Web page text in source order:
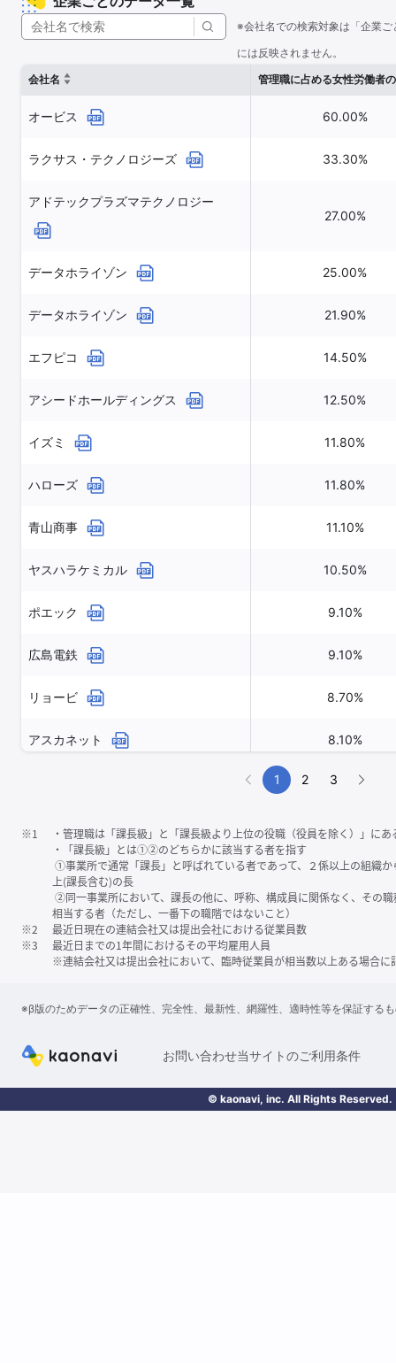
※会社名での検索対象は「企業
には反映されません。
会社名
管理職に占める女性労働者
オービス 60.00%
ラクサス・テクノロジーズ 33.30%
アドテックプラズマテクノロジー
27.00%
データホライゾン 25.00%
データホライゾン 21.90%
エフピコ 14.50%
アシードホールディングス 12.50%
イズミ 11.80%
ハローズ 11.80%
青山商事 11.10%
ヤスハラケミカル 10.50%
ポエック 9.10%
広島電鉄 9.10%
リョービ 8.70%
アスカネット 8.10%
1 2 3
※1
・管理職は「課⻑級」と「課⻑級より上位の役職（役員を除く）」に
・「課⻑級」とは①②のどちらかに該当する者を指す
①事業所で通常「課⻑」と呼ばれている者であって、２係以上の組織
上(課⻑含む)の⻑
②同一事業所において、課⻑の他に、呼称、構成員に関係なく、その
相当する者（ただし、一番下の職階ではないこと）
※2
最近日現在の連結会社又は提出会社における従業員数
※3
最近日までの1年間におけるその平均雇用人員
※連結会社又は提出会社において、臨時従業員が相当数以上ある場合に
※β版のためデータの正確性、完全性、最新性、網羅性、適時性等を保証する
お問い合わせ当サイトのご利用条件
© kaonavi, inc. All Rights Reserved.